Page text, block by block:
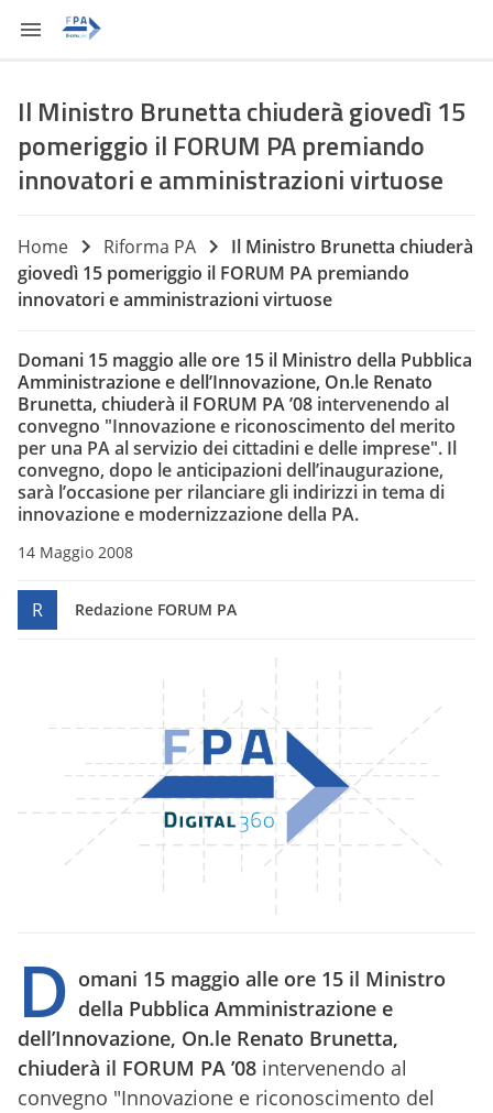
Il Ministro Brunetta chiuderà giovedì 15
pomeriggio il FORUM PA premiando
innovatori e amministrazioni virtuose
Home Riforma PA
Il Ministro Brunetta chiuderà
giovedì 15 pomeriggio il FORUM PA premiando
innovatori e amministrazioni virtuose
Domani 15 maggio alle ore 15 il Ministro della Pubblica
Amministrazione e dell’Innovazione, On.le Renato
Brunetta, chiuderà il FORUM PA ’08 intervenendo al
convegno "Innovazione e riconoscimento del merito
per una PA al servizio dei cittadini e delle imprese". Il
convegno, dopo le anticipazioni dell’inaugurazione,
sarà l’occasione per rilanciare gli indirizzi in tema di
innovazione e modernizzazione della PA.
14 Maggio 2008
R Redazione FORUM PA
D omani 15 maggio alle ore 15 il Ministro
della Pubblica Amministrazione e
dell’Innovazione, On.le Renato Brunetta,
chiuderà il FORUM PA ’08 intervenendo al
convegno "Innovazione e riconoscimento del